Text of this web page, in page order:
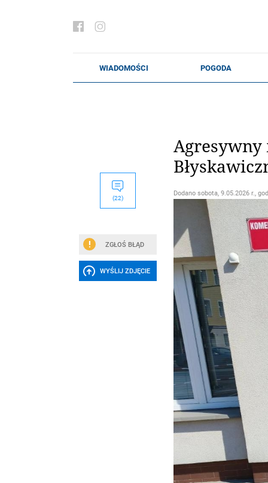
(22)
ZGŁOŚ BŁĄD
WYŚLIJ ZDJĘCIE
Agresywny
Dodano sobota, 9.05.2026 r.,